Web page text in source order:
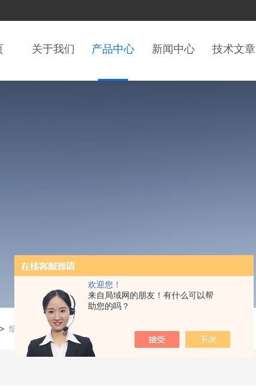
欢迎您！
来自局域网的朋友！有什么可以帮
助您的吗？
关于我们 产品中心 新闻中心 技术文章
细黄链霉菌